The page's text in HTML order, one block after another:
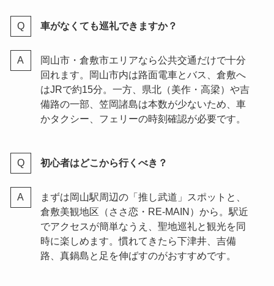
車がなくても巡礼できますか？
岡山市・倉敷市エリアなら公共交通だけで十分
回れます。岡山市内は路面電車とバス、倉敷へ
はJRで約15分。一方、県北（美作・高梁）や吉
備路の一部、笠岡諸島は本数が少ないため、車
かタクシー、フェリーの時刻確認が必要です。
初心者はどこから行くべき？
まずは岡山駅周辺の「推し武道」スポットと、
倉敷美観地区（ささ恋・RE-MAIN）から。駅近
でアクセスが簡単なうえ、聖地巡礼と観光を同
時に楽しめます。慣れてきたら下津井、吉備
路、真鍋島と足を伸ばすのがおすすめです。